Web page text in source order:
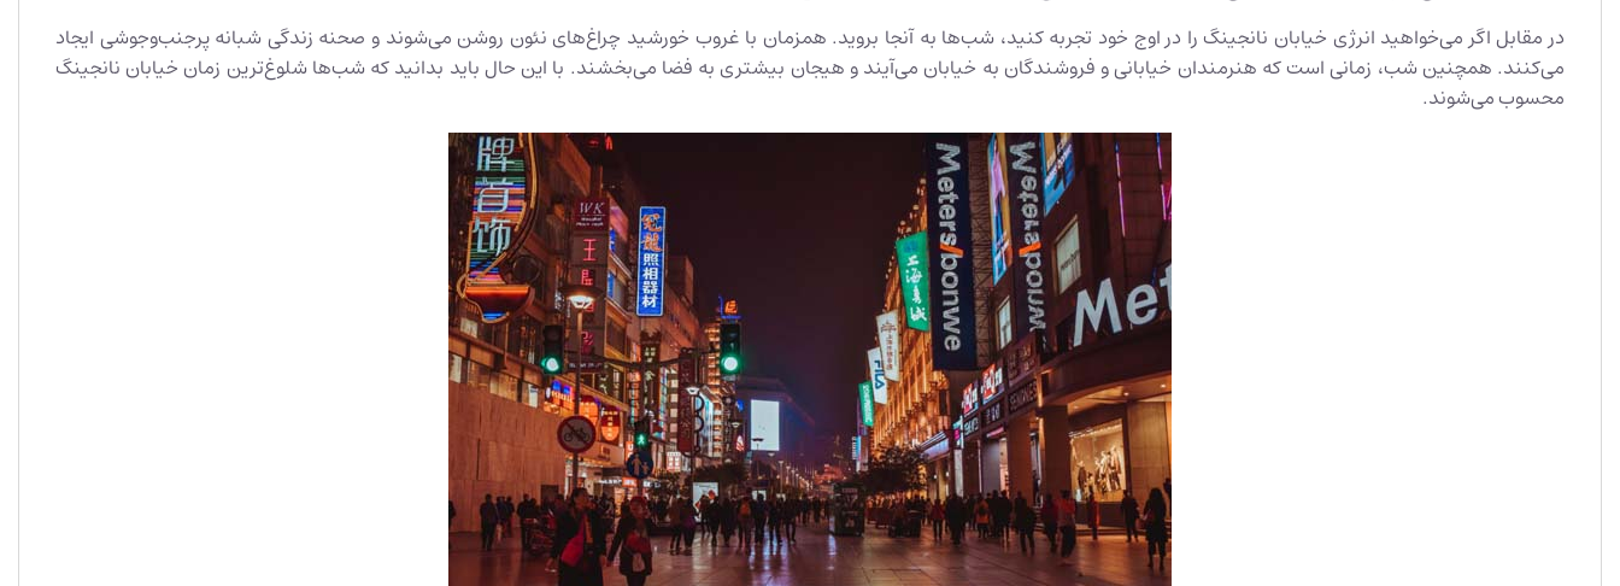
در مقابل اگر می‌خواهید انرژی خیابان نانجینگ را در اوج خود تجربه کنید، شب‌ها به آنجا بروید. همزمان با غروب خورشید چراغ‌های نئون روشن می‌شوند و صحنه زندگی شبانه پرجنب‌وجوشی ایجاد
می‌کنند. همچنین شب، زمانی است که هنرمندان خیابانی و فروشندگان به خیابان می‌آیند و هیجان بیشتری به فضا می‌بخشند. با این حال باید بدانید که شب‌ها شلوغ‌ترین زمان خیابان نانجینگ
محسوب می‌شوند.